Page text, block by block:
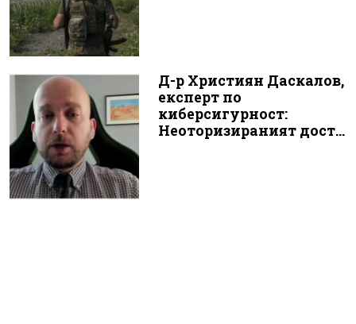
Д-р Християн Даскалов,
експерт по
киберсигурност:
Неоторизираният дост...